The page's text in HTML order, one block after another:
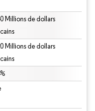
Millions de dollars
Millions de dollars